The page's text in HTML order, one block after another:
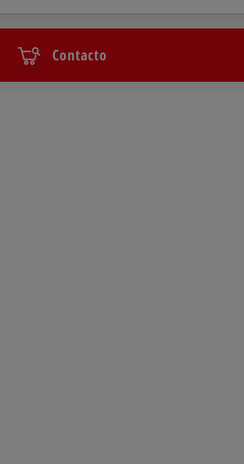
Contacto